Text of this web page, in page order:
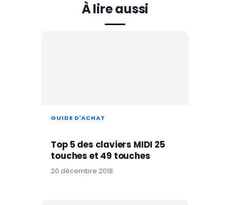
À lire aussi
GUIDE D'ACHAT
Top 5 des claviers MIDI 25
touches et 49 touches
20 décembre 2018